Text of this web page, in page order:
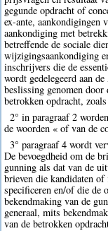
gegunde opdracht of
ex-ante, aankondigingen
aankondiging met
betreffende de sociale
wijzigingsaankondiging
inschrijvers die de
wordt gedelegeerd aan
beslissing genomen door
betrokken opdracht,
2° in paragraaf 2
de woorden « of van de
3° paragraaf 4 wordt
De bevoegdheid om de
gunning als dat van de
brieven die kandidaten
specificeren en/of die de
bekendmaking van de
generaal, mits
van de betrokken